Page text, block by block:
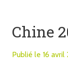
Chine
Publié le 16 avril